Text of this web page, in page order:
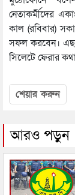
নেতাকর্মীদের
কাল (রবিবার)
সফল করবেন।
সিলেটে ফেরার
শেয়ার করুন
আরও পড়ুন